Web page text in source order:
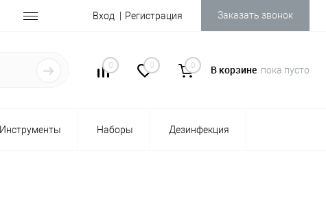
Вход Регистрация Заказать звонок
0 0 0 В корзине пока пусто
Инструменты Наборы Дезинфекция